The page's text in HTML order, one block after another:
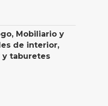
, Mobiliario y
de interior,
y taburetes